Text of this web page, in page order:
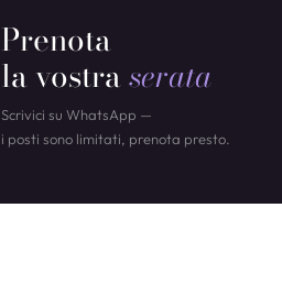
Prenota
la vostraserata
Scrivici su WhatsApp —
i posti sono limitati, prenota presto.